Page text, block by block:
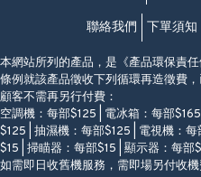
聯絡我們 下單須知
本網站所列的產品，是《產品環保責
條例就該產品徵收下列循環再造徵費
顧客不需再另行付費：
空調機：每部$125 | 電冰箱：每部
$125 | 抽濕機：每部$125 | 電視機：
$15 | 掃瞄器：每部$15 | 顯示器：每部
如需即日收舊機服務，需即場另付收